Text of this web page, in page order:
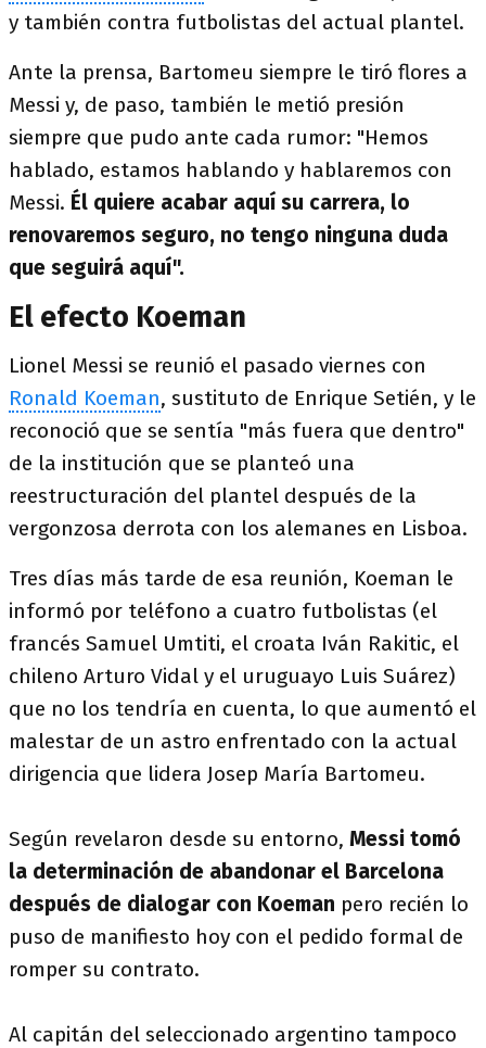
y también contra futbolistas del actual plantel.
Ante la prensa, Bartomeu siempre le tiró flores a
Messi y, de paso, también le metió presión
siempre que pudo ante cada rumor: "Hemos
hablado, estamos hablando y hablaremos con
Messi. Él quiere acabar aquí su carrera, lo
renovaremos seguro, no tengo ninguna duda
que seguirá aquí".
El efecto Koeman
Lionel Messi se reunió el pasado viernes con
Ronald Koeman, sustituto de Enrique Setién, y le
reconoció que se sentía "más fuera que dentro"
de la institución que se planteó una
reestructuración del plantel después de la
vergonzosa derrota con los alemanes en Lisboa.
Tres días más tarde de esa reunión, Koeman le
informó por teléfono a cuatro futbolistas (el
francés Samuel Umtiti, el croata Iván Rakitic, el
chileno Arturo Vidal y el uruguayo Luis Suárez)
que no los tendría en cuenta, lo que aumentó el
malestar de un astro enfrentado con la actual
dirigencia que lidera Josep María Bartomeu.
Según revelaron desde su entorno, Messi tomó
la determinación de abandonar el Barcelona
después de dialogar con Koeman pero recién lo
puso de manifiesto hoy con el pedido formal de
romper su contrato.
Al capitán del seleccionado argentino tampoco